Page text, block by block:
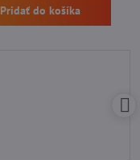
Pridať do košíka